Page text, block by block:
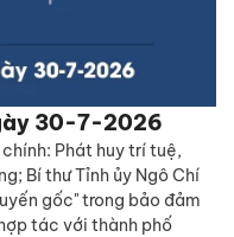
30-7-2026
Phát huy trí tuệ,
Bí thư Tỉnh ủy Ngô Chí
gốc" trong bảo đảm
tác với thành phố